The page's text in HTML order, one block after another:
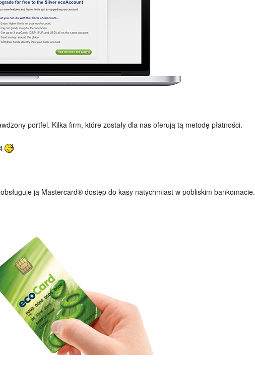
portfel. Kilka firm, które zostały dla nas oferują tą metodę płatności.
ją Mastercard® dostęp do kasy natychmiast w pobliskim bankomacie.